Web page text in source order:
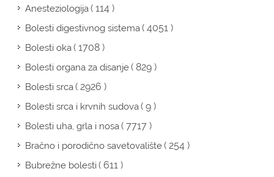
Anesteziologija( 114 )
Bolesti digestivnog sistema( 4051 )
Bolesti oka( 1708 )
Bolesti organa za disanje( 829 )
Bolesti srca( 2926 )
Bolesti srca i krvnih sudova( 9 )
Bolesti uha, grla i nosa( 7717 )
Bračno i porodično savetovalište( 254 )
Bubrežne bolesti( 611 )